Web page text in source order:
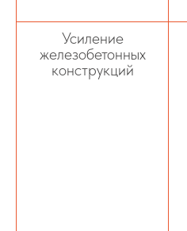
Усиление
железобетонных
конструкций